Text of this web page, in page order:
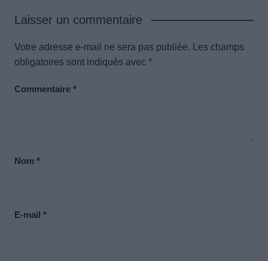
Laisser un commentaire
Votre adresse e-mail ne sera pas publiée.
Les champs
obligatoires sont indiqués avec *
Commentaire *
Nom *
E-mail *